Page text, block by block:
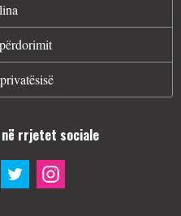
në rrjetet sociale